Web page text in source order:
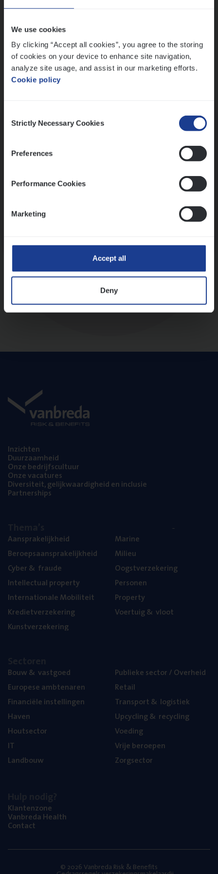
We use cookies
By clicking “Accept all cookies”, you agree to the storing
of cookies on your device to enhance site navigation,
analyze site usage, and assist in our marketing efforts.
Cookie policy
Selection
Strictly Necessary Cookies
Preferences
Performance Cookies
Marketing
Accept all
Deny
Inzich­ten
Duur­zaam­heid
Onze bedrijfs­cul­tuur
Onze vaca­tu­res
Diver­si­teit, gelijk­waar­dig­heid en inclusie
Part­ner­ships
Aan­spra­ke­lijk­heid
Beroeps­aan­spra­ke­lijk­heid
Cyber& fraude
Intel­lec­tu­al property
Inter­na­ti­o­na­le Mobiliteit
Kre­diet­ver­ze­ke­ring
Kunst­ver­ze­ke­ring
Mari­ne
Mili­eu
Oogst­ver­ze­ke­ring
Per­so­nen
Pro­per­ty
Voer­tuig& vloot
Bouw& vastgoed
Euro­pe­se ambtenaren
Finan­ci­ë­le instellingen
Haven
Hout­sec­tor
IT
Land­bouw
Publie­ke sec­tor / Overheid
Retail
Trans­port& logistiek
Upcy­cling& recycling
Voe­ding
Vrije beroe­pen
Zorg­sec­tor
Klan­ten­zo­ne
Van­b­re­da Health
Con­tact
© 2026 Vanbreda Risk & Benefits